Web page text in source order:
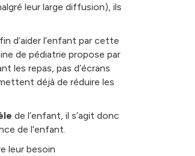
leur large diffusion), ils
d’aider l’enfant par cette
de pédiatrie propose par
les repas, pas d’écrans
déjà de réduire les
de l’enfant, il s’agit donc
de l’enfant.
leur besoin